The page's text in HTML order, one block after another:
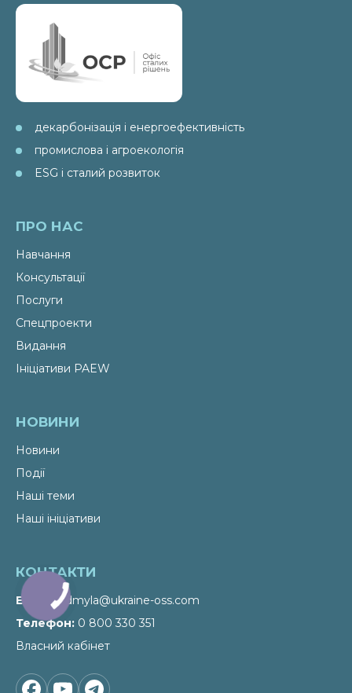
декарбонізація і енергоефективність
промислова і агроекологія
ESG і сталий розвиток
ПРО НАС
Навчання
Консультації
Послуги
Спецпроекти
Видання
Ініціативи PAEW
НОВИНИ
Новини
Події
Наші теми
Наші ініціативи
КОНТАКТИ
Email
liudmyla@ukraine-oss.com
Телефон 0 800 330 351
Власний кабінет